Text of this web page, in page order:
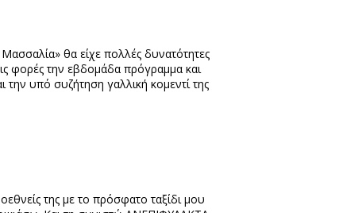
θα είχε πολλές δυνατότητες
φορές την εβδομάδα πρόγραμμα και
υπό συζήτηση γαλλική κομεντί της
της με το πρόσφατο ταξίδι μου